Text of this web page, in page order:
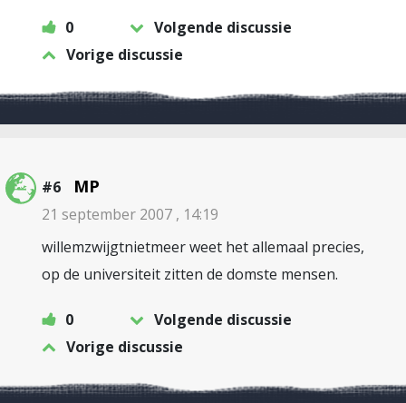
0
Volgende discussie
Vorige discussie
#6 MP
21 september 2007 , 14:19
willemzwijgtnietmeer weet het allemaal precies,
op de universiteit zitten de domste mensen.
0
Volgende discussie
Vorige discussie